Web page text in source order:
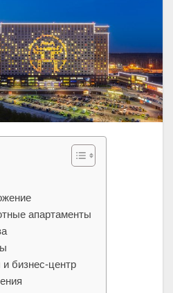
апартаменты
бизнес-центр